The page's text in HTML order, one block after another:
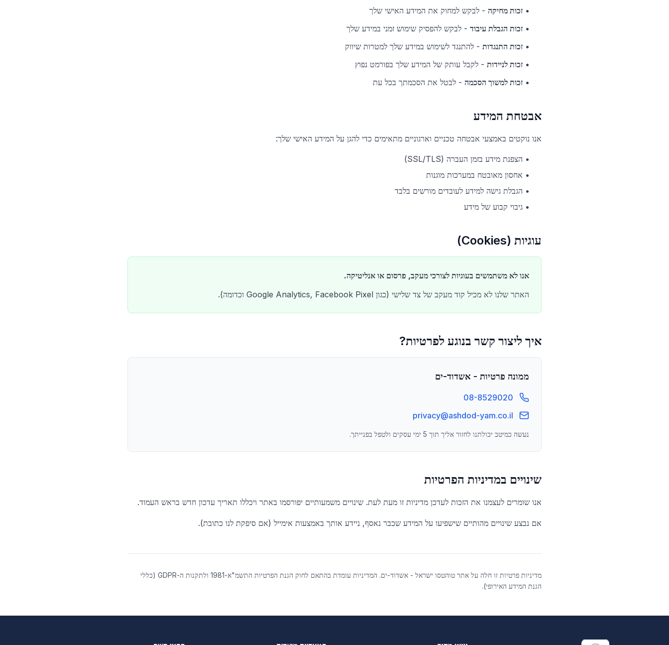
• זכות מחיקה - לבקש למחוק את המידע האישי שלך
• זכות הגבלת עיבוד - לבקש להפסיק שימוש זמני במידע שלך
• זכות התנגדות - להתנגד לשימוש במידע שלך למטרות שיווק
• זכות לניידות - לקבל עותק של המידע שלך בפורמט נפוץ
• זכות למשוך הסכמה - לבטל את הסכמתך בכל עת
אבטחת המידע
אנו נוקטים באמצעי אבטחה טכניים וארגוניים מתאימים כדי להגן על המידע האישי שלך:
• הצפנת מידע בזמן העברה (SSL/TLS)
• אחסון מאובטח במערכות מוגנות
• הגבלת גישה למידע לעובדים מורשים בלבד
• גיבוי קבוע של מידע
עוגיות (Cookies)
אנו לא משתמשים בעוגיות לצורכי מעקב, פרסום או אנליטיקה.
האתר שלנו לא מכיל קוד מעקב של צד שלישי (כגון Google Analytics, Facebook Pixel וכדומה).
איך ליצור קשר בנוגע לפרטיות?
ממונה פרטיות - אשדוד-ים
08-8529020
privacy@ashdod-yam.co.il
נעשה כמיטב יכולתנו לחזור אליך תוך 5 ימי עסקים ולטפל בפנייתך.
שינויים במדיניות הפרטיות
אנו שומרים לעצמנו את הזכות לעדכן מדיניות זו מעת לעת. שינויים משמעותיים יפורסמו באתר ויכללו תאריך עדכון חדש בראש העמוד.
אם נבצע שינויים מהותיים שישפיעו על המידע שכבר נאסף, ניידע אותך באמצעות אימייל (אם סיפקת לנו כתובת).
מדיניות פרטיות זו חלה על אתר טוהטסו ישראל - אשדוד-ים. המדיניות עומדת בהתאם לחוק הגנת הפרטיות התשמ"א-1981 ולתקנות ה-GDPR (כללי
הגנת המידע האירופי).